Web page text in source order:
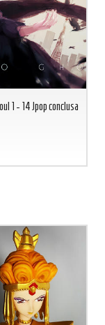
1 - 14 Jpop conclusa